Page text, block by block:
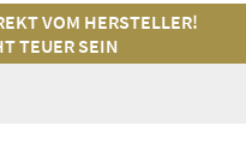
VOM HERSTELLER!
TEUER SEIN